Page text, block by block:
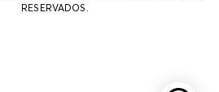
RESERVADOS.